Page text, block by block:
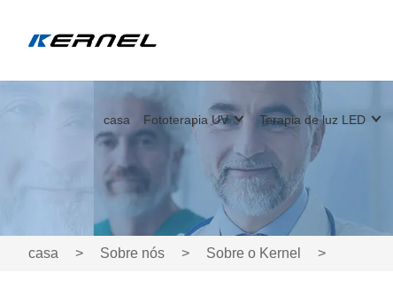
casa Fototerapia UV Terapia de luz LED
casa > Sobre nós > Sobre o Kernel >